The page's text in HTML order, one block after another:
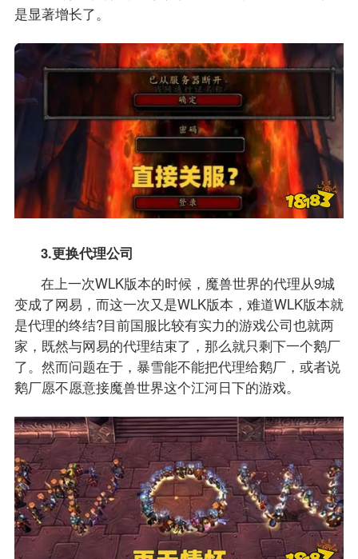
是显著增长了。
3.更换代理公司
在上一次WLK版本的时候，魔兽世界的代理从9城
变成了网易，而这一次又是WLK版本，难道WLK版本就
是代理的终结?目前国服比较有实力的游戏公司也就两
家，既然与网易的代理结束了，那么就只剩下一个鹅厂
了。然而问题在于，暴雪能不能把代理给鹅厂，或者说
鹅厂愿不愿意接魔兽世界这个江河日下的游戏。